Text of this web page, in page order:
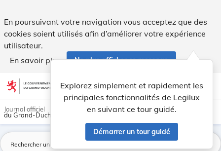
En poursuivant votre navigation vous acceptez que des
cookies soient utilisés afin d’améliorer votre expérience
utilisateur.
En savoir plus
Ne plus afficher ce message
Aller au contenu account_circle help Aide
Explorez simplement et rapidement les
principales fonctionnalités de Legilux
en suivant ce tour guidé.
Démarrer un tour guidé
light_mode dark_mode
Journal officiel
du Grand-Duché de Luxembourg